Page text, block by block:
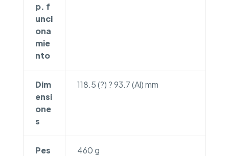
p. f
unci
ona
mie
nto
Dim
ensi
one
s
118.5 (?) ? 93.7 (Al) mm
Pes
460 g